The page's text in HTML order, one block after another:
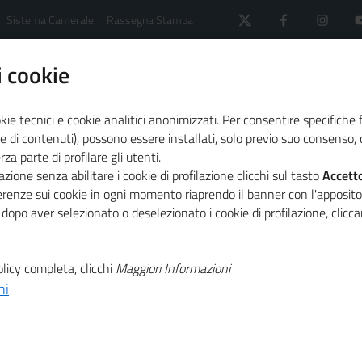
Sistema Camerale Rassegna Stampa
Bandi di concorso
Archivio 2019 -2024
- posizione di responsabile della sede di Bruxelles -
- posizione
tecnici e cookie analitici anonimizzati. Per consentire
di contenuti), possono essere installati, solo previo suo
parte di profilare gli utenti.
senza abilitare i cookie di profilazione clicchi sul tasto
sui cookie in ogni momento riaprendo il banner con
aver selezionato o deselezionato i cookie di profilazione,
completa, clicchi Maggiori Informazioni